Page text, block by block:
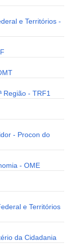
e Territórios -
Região - TRF1
- Procon do
- OME
e Territórios
da Cidadania